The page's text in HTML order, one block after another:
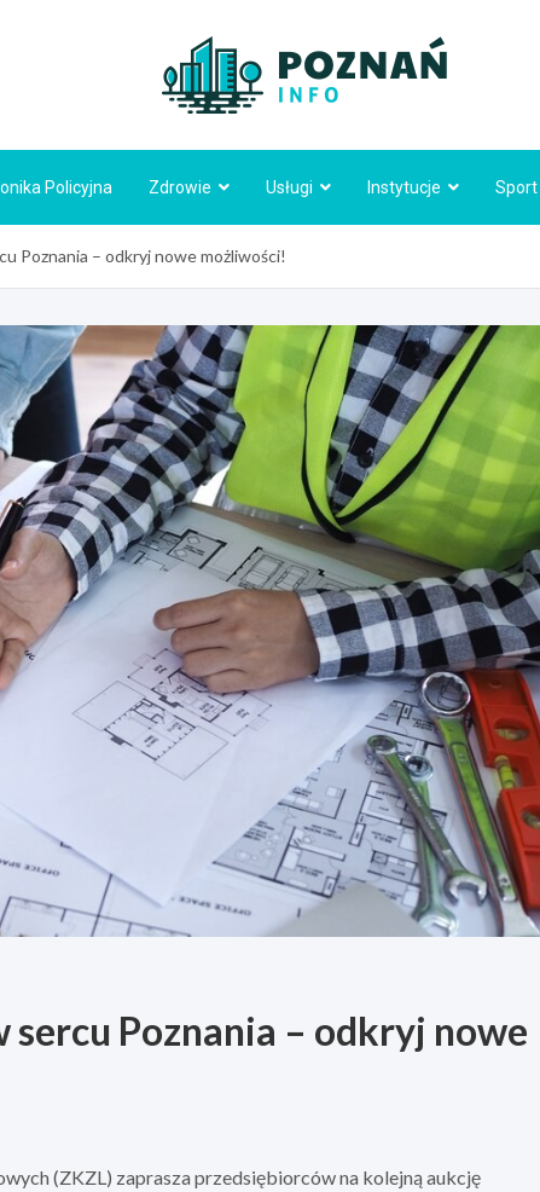
Policyjna Zdrowie Usługi Instytucje Sport
Poznania – odkryj nowe możliwości!
Poznania – odkryj nowe
(ZKZL) zaprasza przedsiębiorców na kolejną aukcję